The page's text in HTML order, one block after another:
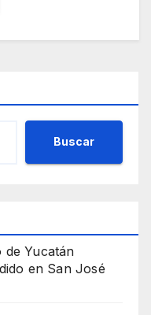
Buscar
de Yucatán
en San José